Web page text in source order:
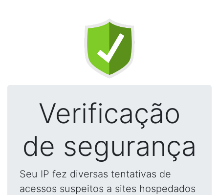
Verificação
de segurança
Seu IP fez diversas tentativas de
acessos suspeitos a sites hospedados